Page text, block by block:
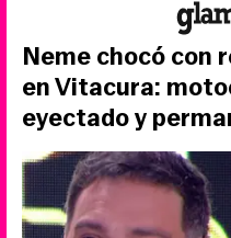
Neme chocó con
en Vitacura:
eyectado y